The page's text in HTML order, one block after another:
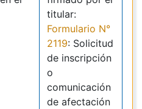
titular:
Formulario N°
2119: Solicitud
de inscripción
o
comunicación
de afectación